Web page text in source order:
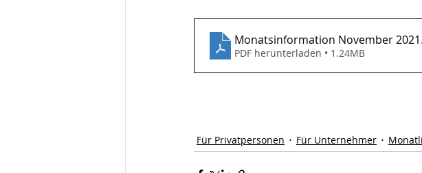
Monatsinformation November 2021
PDF herunterladen • 1.24MB
Für Privatpersonen Für Unternehmer